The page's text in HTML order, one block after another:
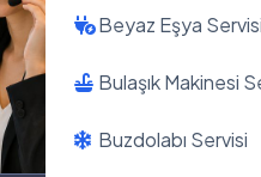
Beyaz Eşya
Bulaşık Makinesi
Buzdolabı Servisi